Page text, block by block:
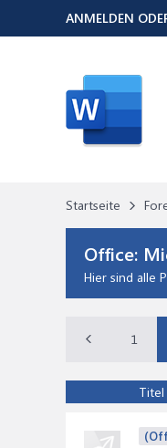
Startseite
Office:
Hier sind alle
1
Titel
ANMELDEN